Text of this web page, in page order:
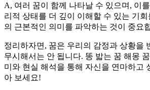
A, 여러 꿈이 함께 나타날 수 있으며, 이
리적 상태를 더 깊이 이해할 수 있는 기
의 근본적인 의미를 파악하는 것이 중요
정리하자면, 꿈은 우리의 감정과 상황을
무시해서는 안 됩니다. 똥 밟는 꿈 해몽
미와 현실 해석을 통해 자신을 연마하고
아 보세요!